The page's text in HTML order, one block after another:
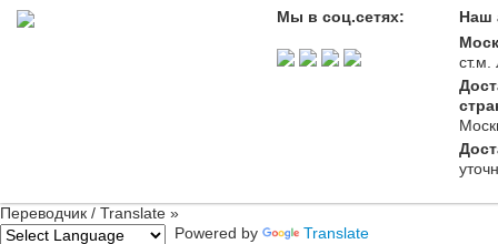
Мы в соц.сетях:
Наш
ст.м.
Переводчик / Translate »
Powered by
Translate